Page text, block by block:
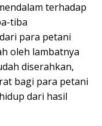
terhadap
tiba
para petani
oleh lambatnya
diserahkan,
bagi para petani
dari hasil